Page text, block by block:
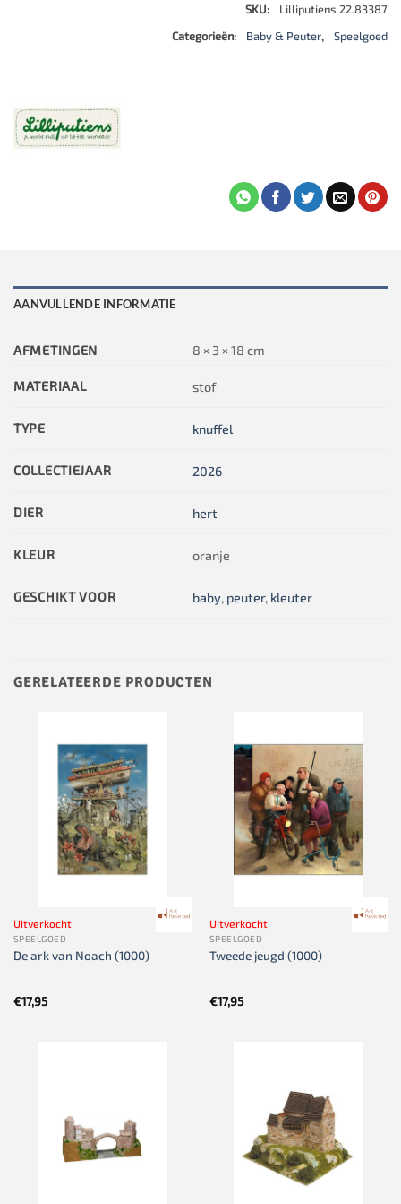
SKU:
Lilliputiens 22.83387
Categorieën:
Baby & Peuter, Speelgoed
AANVULLENDE INFORMATIE
AFMETINGEN 8 × 3 × 18 cm
MATERIAAL stof
TYPE knuffel
COLLECTIEJAAR 2026
DIER hert
KLEUR oranje
GESCHIKT VOOR baby, peuter, kleuter
GERELATEERDE PRODUCTEN
Uitverkocht
SPEELGOED
De ark van Noach (1000)
€17,95
Uitverkocht
SPEELGOED
Tweede jeugd (1000)
€17,95